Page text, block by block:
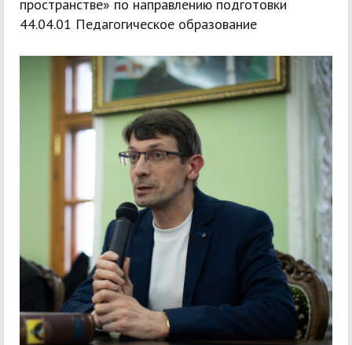
пространстве» по направлению подготовки
44.04.01 Педагогическое образование